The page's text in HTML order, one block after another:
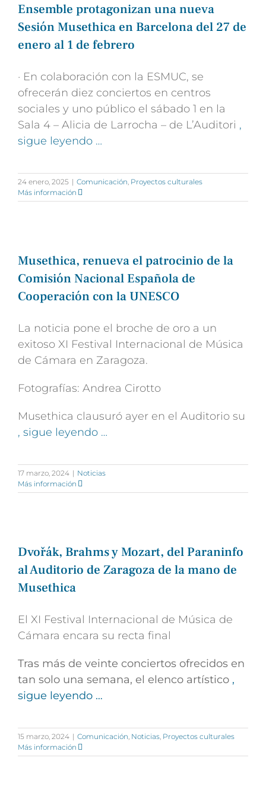
Ensemble protagonizan una nueva
Sesión Musethica en Barcelona del 27 de
enero al 1 de febrero
· En colaboración con la ESMUC, se
ofrecerán diez conciertos en centros
sociales y uno público el sábado 1 en la
Sala 4 – Alicia de Larrocha – de L’Auditori ,
sigue leyendo …
24 enero, 2025 | Comunicación Proyectos culturales
Más información
Musethica, renueva el patrocinio de la
Comisión Nacional Española de
Cooperación con la UNESCO
La noticia pone el broche de oro a un
exitoso XI Festival Internacional de Música
de Cámara en Zaragoza.
Fotografías: Andrea Cirotto
Musethica clausuró ayer en el Auditorio su
, sigue leyendo …
17 marzo, 2024 | Noticias
Más información
Dvořák, Brahms y Mozart, del Paraninfo
al Auditorio de Zaragoza de la mano de
Musethica
El XI Festival Internacional de Música de
Cámara encara su recta final
Tras más de veinte conciertos ofrecidos en
tan solo una semana, el elenco artístico ,
sigue leyendo …
15 marzo, 2024 | Comunicación Noticias Proyectos culturales
Más información